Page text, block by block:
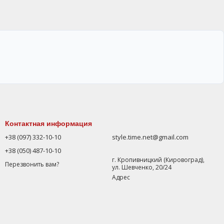
Контактная информация
+38 (097) 332-10-10
+38 (050) 487-10-10
Перезвонить вам?
style.time.net@gmail.com
г. Кропивницкий (Кировоград),
ул. Шевченко, 20/24
Адрес